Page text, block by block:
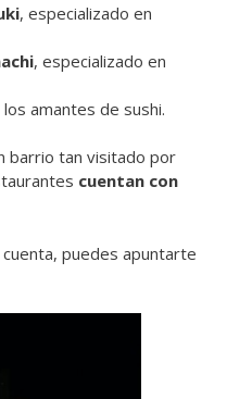
, especializado en
, especializado en
amantes de sushi.
barrio tan visitado por
cuentan con
puedes apuntarte